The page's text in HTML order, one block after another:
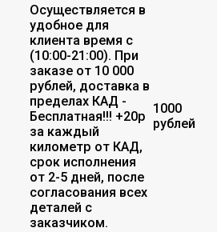
Осуществляется в
удобное для
клиента время с
(10:00-21:00). При
заказе от 10 000
рублей, доставка в
пределах КАД -
Бесплатная!!! +20р
за каждый
километр от КАД,
срок исполнения
от 2-5 дней, после
согласования всех
деталей с
заказчиком.
1000
рублей